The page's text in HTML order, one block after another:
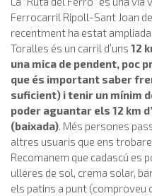
Ferrocarril Ripoll-Sant Joan
recentment ha estat
Toralles és un carril d’uns 12
una mica de pendent, poc
que és important saber
suficient) i tenir un mínim
poder aguantar els 12 km
(baixada). Més persones
altres usuaris que ens
Recomanem que cadascú es
ulleres de sol, crema solar,
els patins a punt (comproveu